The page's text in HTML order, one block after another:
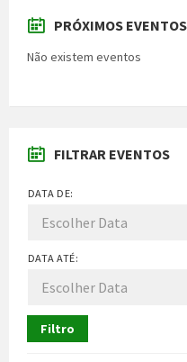
PRÓXIMOS EVENTOS
Não existem eventos
FILTRAR EVENTOS
DATA DE:
DATA ATÉ:
Filtro